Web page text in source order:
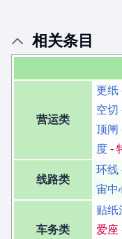
相关条目
营运类
更纸
空切
顶闸
度 -
线路类
环线
宙中
车务类
贴纸
爱座